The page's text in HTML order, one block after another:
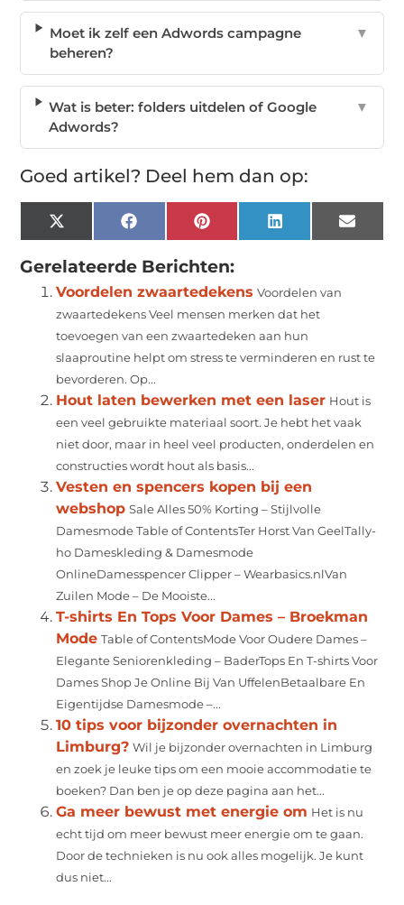
Moet ik zelf een Adwords campagne
beheren?
▼
Wat is beter: folders uitdelen of Google
Adwords?
▼
Goed artikel? Deel hem dan op:
X
(Twitter)
Facebook Pinterest LinkedIn Email
Gerelateerde Berichten:
Voordelen zwaartedekens Voordelen van
zwaartedekens Veel mensen merken dat het
toevoegen van een zwaartedeken aan hun
slaaproutine helpt om stress te verminderen en rust te
bevorderen. Op...
Hout laten bewerken met een laser Hout is
een veel gebruikte materiaal soort. Je hebt het vaak
niet door, maar in heel veel producten, onderdelen en
constructies wordt hout als basis...
Vesten en spencers kopen bij een
webshop Sale Alles 50% Korting – Stijlvolle
Damesmode Table of ContentsTer Horst Van GeelTally-
ho Dameskleding & Damesmode
OnlineDamesspencer Clipper – Wearbasics.nlVan
Zuilen Mode – De Mooiste...
T-shirts En Tops Voor Dames – Broekman
Mode Table of ContentsMode Voor Oudere Dames –
Elegante Seniorenkleding – BaderTops En T-shirts Voor
Dames Shop Je Online Bij Van UffelenBetaalbare En
Eigentijdse Damesmode –...
10 tips voor bijzonder overnachten in
Limburg? Wil je bijzonder overnachten in Limburg
en zoek je leuke tips om een mooie accommodatie te
boeken? Dan ben je op deze pagina aan het...
Ga meer bewust met energie om Het is nu
echt tijd om meer bewust meer energie om te gaan.
Door de technieken is nu ook alles mogelijk. Je kunt
dus niet...